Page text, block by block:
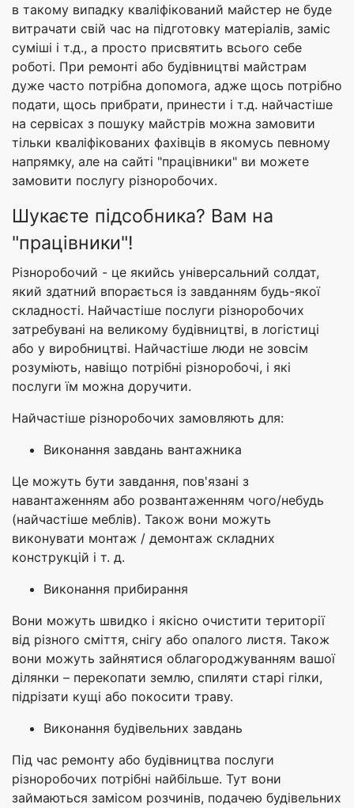
в такому випадку кваліфікований майстер не буде
витрачати свій час на підготовку матеріалів, заміс
суміші і т.д., а просто присвятить всього себе
роботі. При ремонті або будівництві майстрам
дуже часто потрібна допомога, адже щось потрібно
подати, щось прибрати, принести і т.д. найчастіше
на сервісах з пошуку майстрів можна замовити
тільки кваліфікованих фахівців в якомусь певному
напрямку, але на сайті "працівники" ви можете
замовити послугу різноробочих.
Шукаєте підсобника? Вам на
"працівники"!
Різноробочий - це якийсь універсальний солдат,
який здатний впорається із завданням будь-якої
складності. Найчастіше послуги різноробочих
затребувані на великому будівництві, в логістиці
або у виробництві. Найчастіше люди не зовсім
розуміють, навіщо потрібні різноробочі, і які
послуги їм можна доручити.
Найчастіше різноробочих замовляють для:
Виконання завдань вантажника
Це можуть бути завдання, пов'язані з
навантаженням або розвантаженням чого/небудь
(найчастіше меблів). Також вони можуть
виконувати монтаж / демонтаж складних
конструкцій і т. д.
Виконання прибирання
Вони можуть швидко і якісно очистити території
від різного сміття, снігу або опалого листя. Також
вони можуть зайнятися облагороджуванням вашої
ділянки – перекопати землю, спиляти старі гілки,
підрізати кущі або покосити траву.
Виконання будівельних завдань
Під час ремонту або будівництва послуги
різноробочих потрібні найбільше. Тут вони
займаються замісом розчинів, подачею будівельних